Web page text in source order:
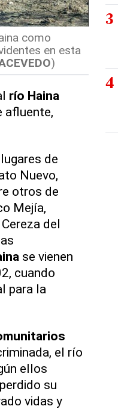
como
en esta
)
río Haina
afluente,
de
Nuevo,
otros de
Mejía,
del
se vienen
cuando
para la
el río
ellos
su
vidas y